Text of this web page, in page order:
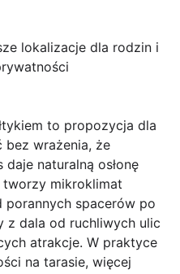
lokalizacje dla rodzin i
to propozycja dla
wrażenia, że
daje naturalną osłonę
tworzy mikroklimat
porannych spacerów po
z dala od ruchliwych ulic
atrakcje. W praktyce
na tarasie, więcej